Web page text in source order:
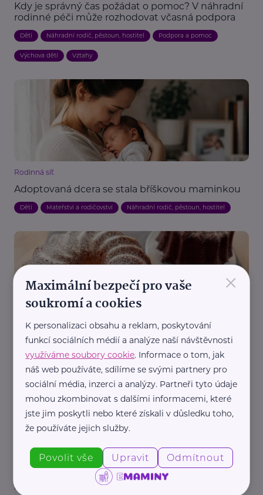
Kdy je správný čas požádat o pomoc? V náhradní
rodinné péči může rozhodovat včasná podpora
Děti Náhradní rodič, pěstoun, hostitel Podpora a pomoc
Výchova dětí Vztahy
Rodinná síť
Adoptovaná dcera se stala bříškovou maminkou
Děti Mateřství a rodičovství Náhradní rodič, pěstoun, hostitel
Redakce eMaminy.cz
Bábovkový den 2026: Sladká výzva jako
poděkování lidem s velkým srdcem
Aktuálně Děti Náhradní rodič, pěstoun, hostitel Rodina
Pardubický kraj
×
Maximální bezpečí pro vaše
soukromí a cookies
K personalizaci obsahu a reklam, poskytování
funkcí sociálních médií a analýze naší návštěvnosti
využíváme soubory cookie. Informace o tom, jak
náš web používáte, sdílíme se svými partnery pro
sociální média, inzerci a analýzy. Partneři tyto údaje
mohou zkombinovat s dalšími informacemi, které
jste jim poskytli nebo které získali v důsledku toho,
že používáte jejich služby.
Povolit vše Upravit Odmítnout